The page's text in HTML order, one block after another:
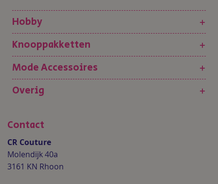
Hobby
+
Knooppakketten
+
Mode Accessoires
+
Overig
+
Contact
CR Couture
Molendijk 40a
3161 KN Rhoon